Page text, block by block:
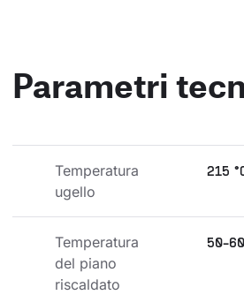
Parametri
Temperatura
ugello
215
Temperatura
del piano
riscaldato
50-60